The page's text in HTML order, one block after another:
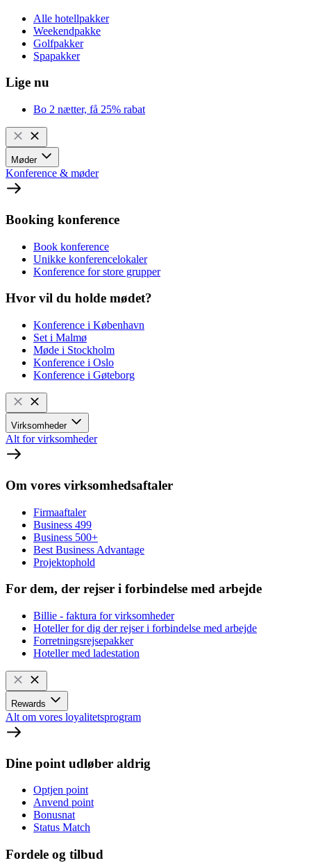
Alle hotellpakker
Weekendpakke
Golfpakker
Spapakker
Lige nu
Bo 2 nætter, få 25% rabat
Møder
Konference & møder
Booking konference
Book konference
Unikke konferencelokaler
Konference for store grupper
Hvor vil du holde mødet?
Konference i København
Set i Malmø
Møde i Stockholm
Konference i Oslo
Konference i Gøteborg
Virksomheder
Alt for virksomheder
Om vores virksomhedsaftaler
Firmaaftaler
Business 499
Business 500+
Best Business Advantage
Projektophold
For dem, der rejser i forbindelse med arbejde
Billie - faktura for virksomheder
Hoteller for dig der rejser i forbindelse med arbejde
Forretningsrejsepakker
Hoteller med ladestation
Rewards
Alt om vores loyalitetsprogram
Dine point udløber aldrig
Optjen point
Anvend point
Bonusnat
Status Match
Fordele og tilbud